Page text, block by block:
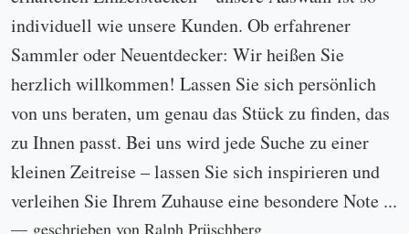
individuell wie unsere Kunden. Ob erfahrener
Sammler oder Neuentdecker: Wir heißen Sie
herzlich willkommen! Lassen Sie sich persönlich
von uns beraten, um genau das Stück zu finden, das
zu Ihnen passt. Bei uns wird jede Suche zu einer
kleinen Zeitreise – lassen Sie sich inspirieren und
verleihen Sie Ihrem Zuhause eine besondere Note ...
geschrieben von Ralph Prüschberg